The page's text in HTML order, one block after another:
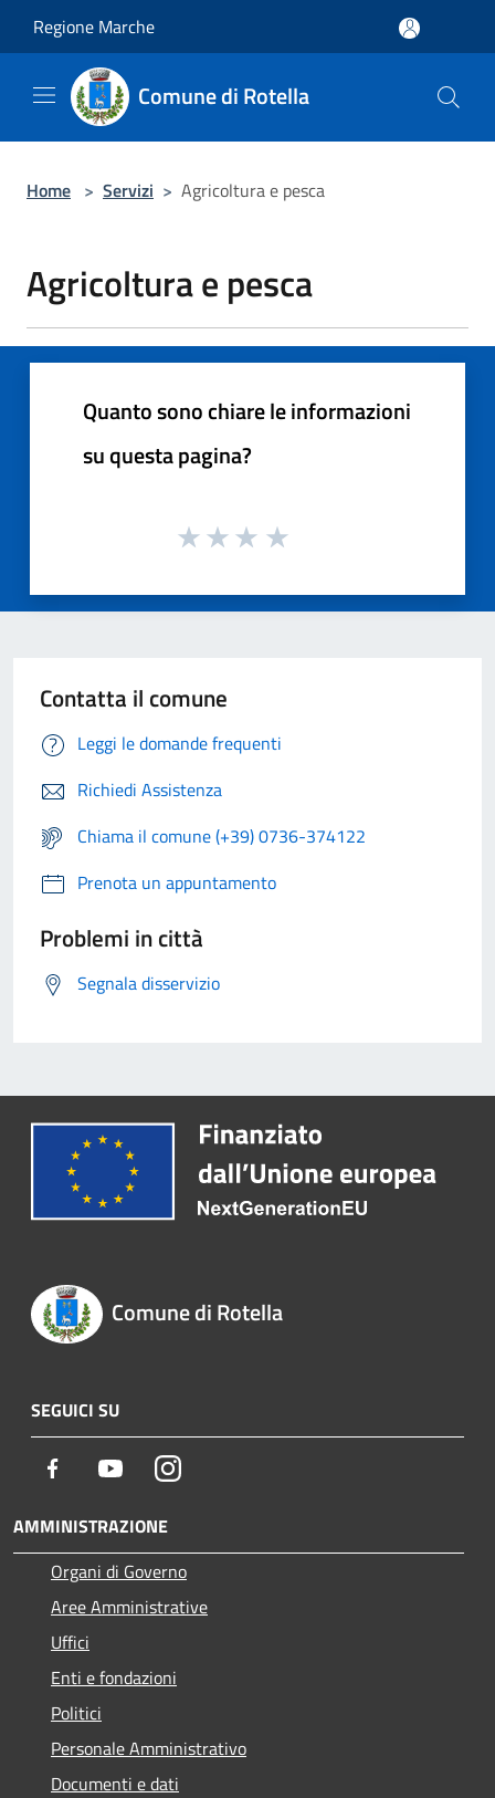
Regione Marche
Comune di Rotella
Home > Servizi > Agricoltura e pesca
Agricoltura e pesca
Quanto sono chiare le informazioni
su questa pagina?
Contatta il comune
Leggi le domande frequenti
Richiedi Assistenza
Chiama il comune (+39) 0736-374122
Prenota un appuntamento
Problemi in città
Segnala disservizio
Comune di Rotella
SEGUICI SU
Facebook YoutubeInstagram
AMMINISTRAZIONE
Organi di Governo
Aree Amministrative
Uffici
Enti e fondazioni
Politici
Personale Amministrativo
Documenti e dati